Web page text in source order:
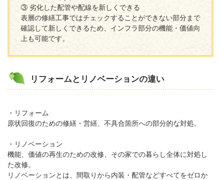
③ 劣化した配管や配線を新しくできる
表層の修繕工事ではチェックすることができない部分まで
確認して新しくできるため、インフラ部分の機能・価値向
上も可能です。
リフォームとリノベーションの違い
・リフォーム
原状回復のための修繕・営繕、不具合箇所への部分的な対処。
・リノベーション
機能、価値の再生のための改修、その家での暮らし全体に対処し
た改修。
リノベーションとは、間取りから内装・配管などすべてをゼロか